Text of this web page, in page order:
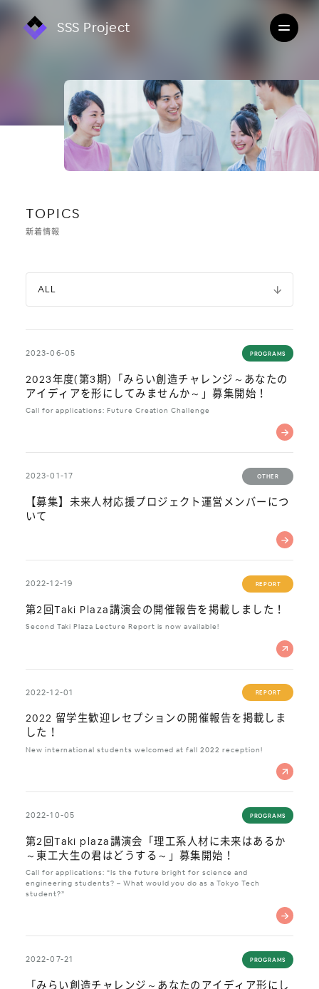
SSS Project
TOPICS
新着情報
ALL
2023-06-05 PROGRAMS
2023年度(第3期)「みらい創造チャレンジ～あなたの
アイディアを形にしてみませんか～」募集開始！
Call for applications: Future Creation Challenge
2023-01-17 OTHER
【募集】未来人材応援プロジェクト運営メンバーにつ
いて
2022-12-19 REPORT
第2回Taki Plaza講演会の開催報告を掲載しました！
Second Taki Plaza Lecture Report is now available!
2022-12-01 REPORT
2022 留学生歓迎レセプションの開催報告を掲載しま
した！
New international students welcomed at fall 2022 reception!
2022-10-05 PROGRAMS
第2回Taki plaza講演会「理工系人材に未来はあるか
～東工大生の君はどうする～」募集開始！
Call for applications: “Is the future bright for science and
engineering students? – What would you do as a Tokyo Tech
student?”
2022-07-21 PROGRAMS
「みらい創造チャレンジ～あなたのアイディア形にし